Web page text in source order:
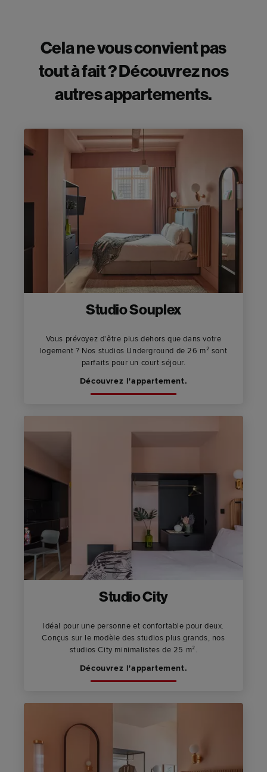
Cela ne vous convient pas
tout à fait ? Découvrez nos
autres appartements.
Studio Souplex
Vous prévoyez d'être plus dehors que dans votre
logement ? Nos studios Underground de 26 m² sont
parfaits pour un court séjour.
Découvrez l'appartement.
Studio City
Idéal pour une personne et confortable pour deux.
Conçus sur le modèle des studios plus grands, nos
studios City minimalistes de 25 m².
Découvrez l'appartement.